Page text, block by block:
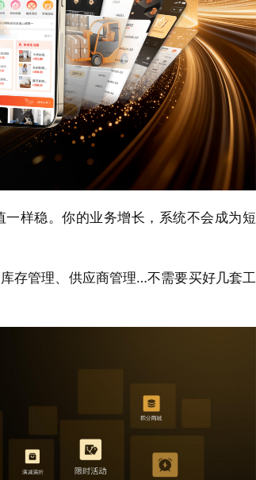
样稳。你的业务增长，系统不会成为短
存管理、供应商管理…不需要买好几套工